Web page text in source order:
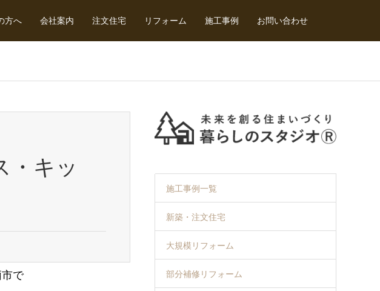
方へ 会社案内 注文住宅 リフォーム 施工事例 お問い合わせ
・キッ
で
施工事例一覧
新築・注文住宅
大規模リフォーム
部分補修リフォーム